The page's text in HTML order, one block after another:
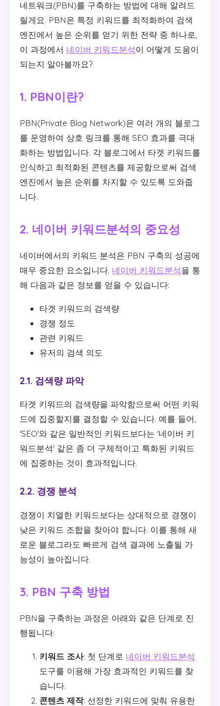
네트워크(PBN)를 구축하는 방법에 대해 알려드
릴게요. PBN은 특정 키워드를 최적화하여 검색
엔진에서 높은 순위를 얻기 위한 전략 중 하나로,
이 과정에서 네이버 키워드분석이 어떻게 도움이
되는지 알아볼까요?
1. PBN이란?
PBN(Private Blog Network)은 여러 개의 블로그
를 운영하여 상호 링크를 통해 SEO 효과를 극대
화하는 방법입니다. 각 블로그에서 타겟 키워드를
인식하고 최적화된 콘텐츠를 제공함으로써 검색
엔진에서 높은 순위를 차지할 수 있도록 도와줍
니다.
2. 네이버 키워드분석의 중요성
네이버에서의 키워드 분석은 PBN 구축의 성공에
매우 중요한 요소입니다. 네이버 키워드분석을 통
해 다음과 같은 정보를 얻을 수 있습니다:
타겟 키워드의 검색량
경쟁 정도
관련 키워드
유저의 검색 의도
2.1. 검색량 파악
타겟 키워드의 검색량을 파악함으로써 어떤 키워
드에 집중할지를 결정할 수 있습니다. 예를 들어,
'SEO'와 같은 일반적인 키워드보다는 '네이버 키
워드분석' 같은 좀 더 구체적이고 특화된 키워드
에 집중하는 것이 효과적입니다.
2.2. 경쟁 분석
경쟁이 치열한 키워드보다는 상대적으로 경쟁이
낮은 키워드 조합을 찾아야 합니다. 이를 통해 새
로운 블로그라도 빠르게 검색 결과에 노출될 가
능성이 높아집니다.
3. PBN 구축 방법
PBN을 구축하는 과정은 아래와 같은 단계로 진
행됩니다:
키워드 조사: 첫 단계로 네이버 키워드분석
도구를 이용해 가장 효과적인 키워드를 찾
습니다.
콘텐츠 제작: 선정한 키워드에 맞춰 유용한